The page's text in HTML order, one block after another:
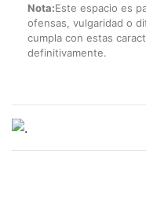
Nota:Este espacio es
ofensas, vulgaridad o
cumpla con estas
definitivamente.